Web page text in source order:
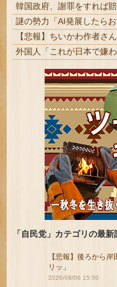
「自民党」カテゴリの最新
【悲報】後ろから
リッ」
2026/08/06 15:50